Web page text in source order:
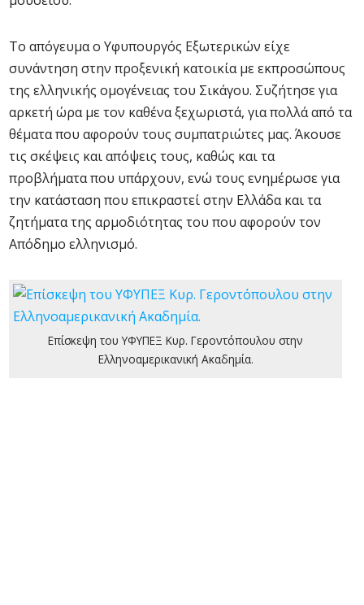
Το απόγευμα ο Υφυπουργός Εξωτερικών είχε
συνάντηση στην προξενική κατοικία με εκπροσώπους
της ελληνικής ομογένειας του Σικάγου. Συζήτησε για
αρκετή ώρα με τον καθένα ξεχωριστά, για πολλά από τα
θέματα που αφορούν τους συμπατριώτες μας. Άκουσε
τις σκέψεις και απόψεις τους, καθώς και τα
προβλήματα που υπάρχουν, ενώ τους ενημέρωσε για
την κατάσταση που επικραστεί στην Ελλάδα και τα
ζητήματα της αρμοδιότητας του που αφορούν τον
Απόδημο ελληνισμό.
Επίσκεψη του ΥΦΥΠΕΞ Κυρ. Γεροντόπουλου στην
Ελληνοαμερικανική Ακαδημία.